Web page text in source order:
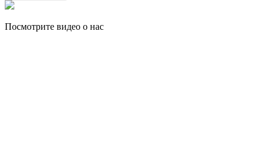
Посмотрите видео о нас